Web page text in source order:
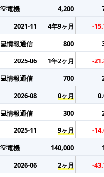
💡電機 4,200
2021-11 4年9ヶ月
-
💻情報通信 800
2025-06 1年2ヶ月
-
💻情報通信 700
2026-08 0ヶ月
💻情報通信 300
2025-11 9ヶ月
-
💡電機 140,000
2026-06 2ヶ月
-